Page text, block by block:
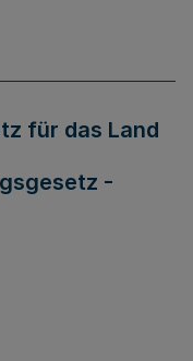
für das Land
-